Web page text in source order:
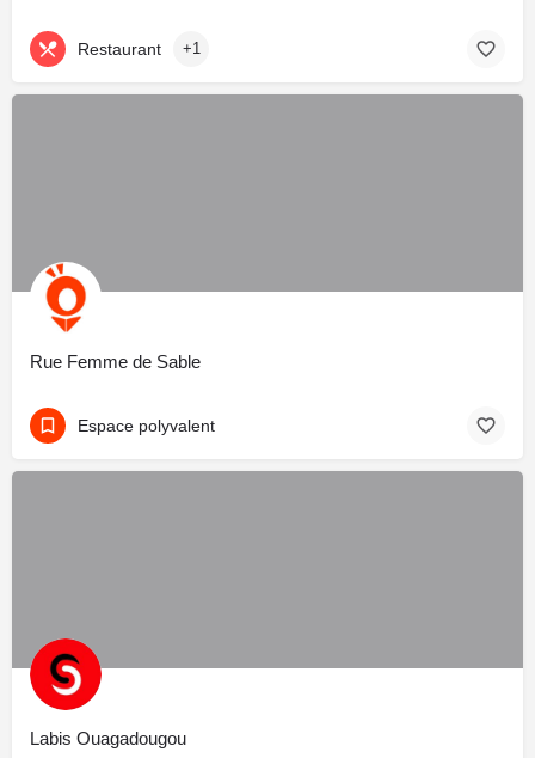
Restaurant +1
Rue Femme de Sable
Espace polyvalent
Labis Ouagadougou